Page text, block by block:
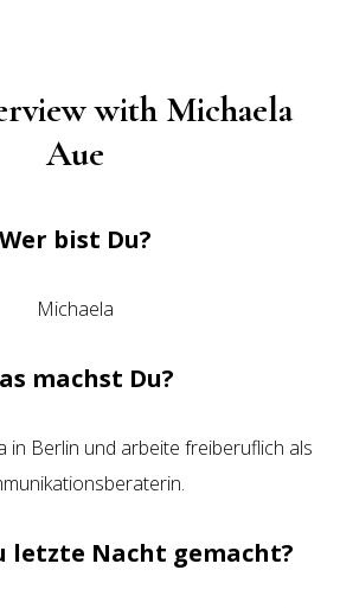
with Michaela
Aue
Wer bist Du?
Michaela
machst Du?
in Berlin und arbeite freiberuflich als
letzte Nacht gemacht?